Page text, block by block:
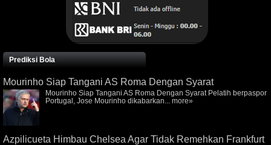
Prediksi Bola
Mourinho Siap Tangani AS Roma Dengan Syarat
Mourinho Siap Tangani AS Roma Dengan Syarat Pelatih berpaspor
Portugal, Jose Mourinho dikabarkan... more»
Azpilicueta Himbau Chelsea Agar Tidak Remehkan Frankfurt